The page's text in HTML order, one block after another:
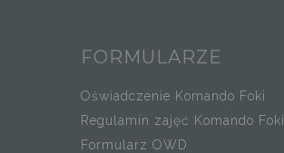
FORMULARZE
Oświadczenie Komando Foki
Regulamin zajęć Komando Foki
Formularz OWD